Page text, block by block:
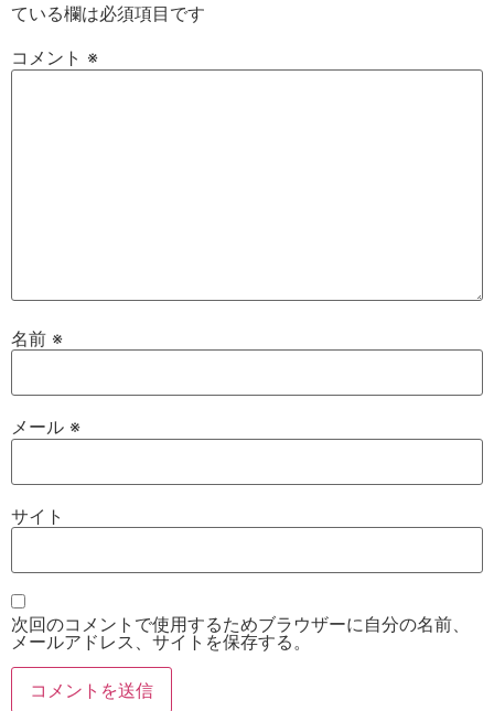
ている欄は必須項目です
コメント ※
名前 ※
メール ※
サイト
次回のコメントで使用するためブラウザーに自分の名前、
メールアドレス、サイトを保存する。